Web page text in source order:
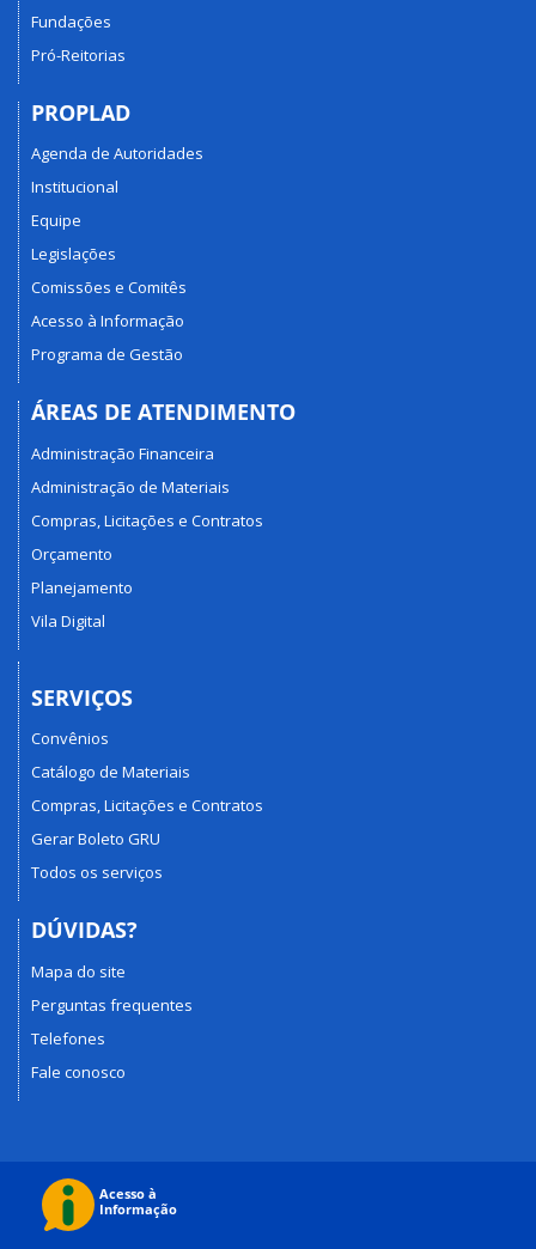
Fundações
Pró-Reitorias
PROPLAD
Agenda de Autoridades
Institucional
Equipe
Legislações
Comissões e Comitês
Acesso à Informação
Programa de Gestão
ÁREAS DE ATENDIMENTO
Administração Financeira
Administração de Materiais
Compras, Licitações e Contratos
Orçamento
Planejamento
Vila Digital
SERVIÇOS
Convênios
Catálogo de Materiais
Compras, Licitações e Contratos
Gerar Boleto GRU
Todos os serviços
DÚVIDAS?
Mapa do site
Perguntas frequentes
Telefones
Fale conosco